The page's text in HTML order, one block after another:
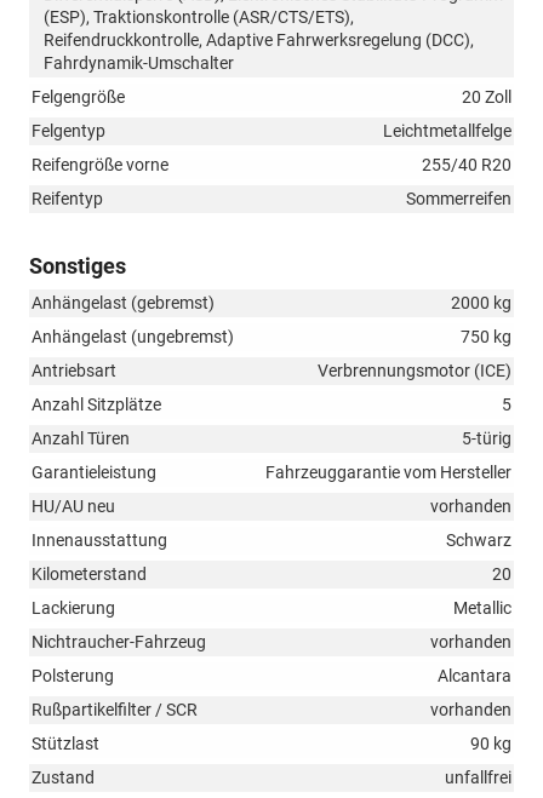
(ESP), Traktionskontrolle (ASR/CTS/ETS),
Reifendruckkontrolle, Adaptive Fahrwerksregelung (DCC),
Fahrdynamik-Umschalter
Felgengröße
20 Zoll
Felgentyp
Leichtmetallfelge
Reifengröße vorne
255/40 R20
Reifentyp
Sommerreifen
Sonstiges
Anhängelast (gebremst)
2000 kg
Anhängelast (ungebremst)
750 kg
Antriebsart
Verbrennungsmotor (ICE)
Anzahl Sitzplätze
5
Anzahl Türen
5-türig
Garantieleistung
Fahrzeuggarantie vom Hersteller
HU/AU neu
vorhanden
Innenausstattung
Schwarz
Kilometerstand
20
Lackierung
Metallic
Nichtraucher-Fahrzeug
vorhanden
Polsterung
Alcantara
Rußpartikelfilter / SCR
vorhanden
Stützlast
90 kg
Zustand
unfallfrei